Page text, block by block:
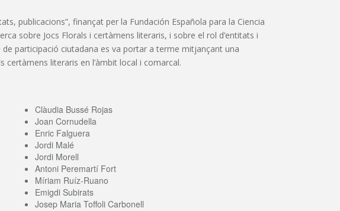
publicacions”, finançat per la Fundación Española para la Ciencia
sobre Jocs Florals i certàmens literaris, i sobre el rol d’entitats i
participació ciutadana es va portar a terme mitjançant una
literaris en l’àmbit local i comarcal.
Clàudia Bussé Rojas
Joan Cornudella
Enric Falguera
Jordi Malé
Jordi Morell
Antoni Peremartí Fort
Míriam Ruíz-Ruano
Emigdi Subirats
Josep Maria Toffoli Carbonell